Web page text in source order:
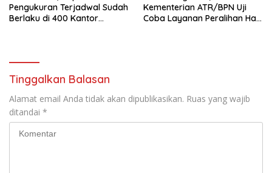
Pengukuran Terjadwal Sudah
Berlaku di 400 Kantor
Kementerian ATR/BPN Uji
Coba Layanan Peralihan Hak
Tinggalkan Balasan
Alamat email Anda tidak akan dipublikasikan. Ruas yang wajib
ditandai *